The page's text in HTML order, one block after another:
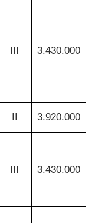
3.430.000
3.920.000
3.430.000